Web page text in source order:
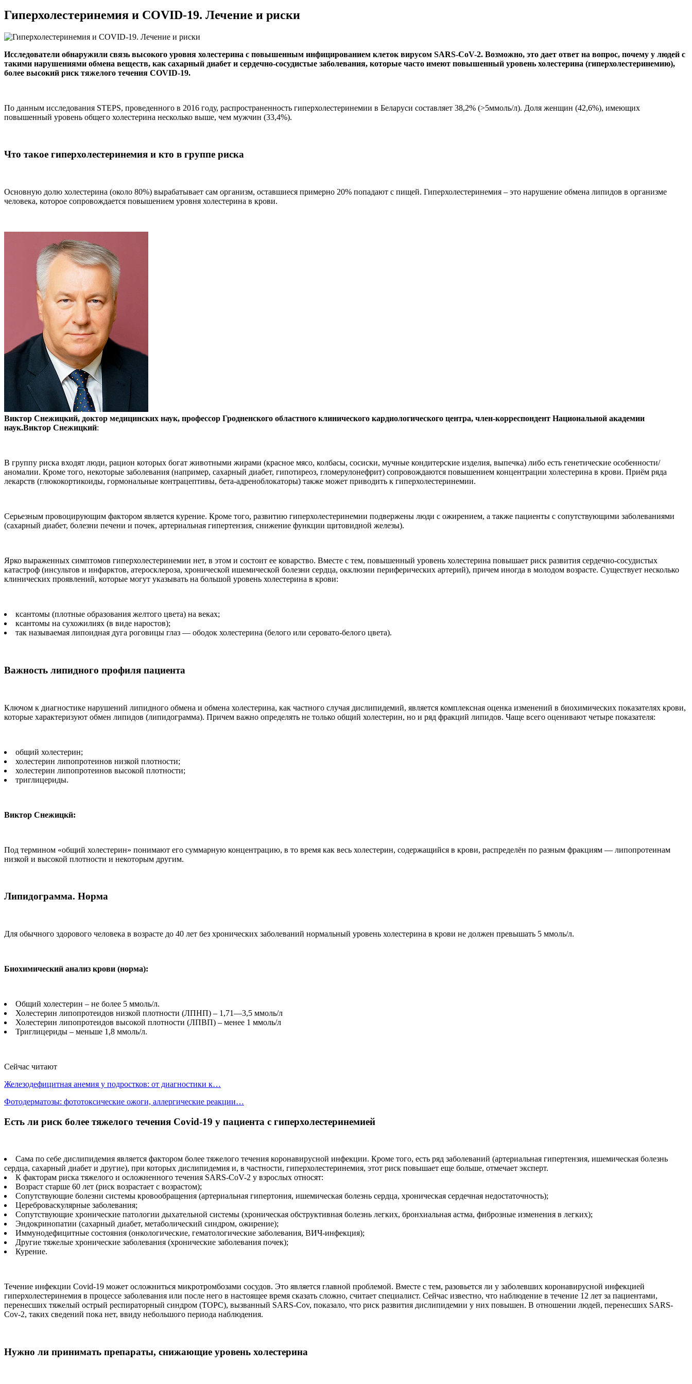
Гиперхолестеринемия и COVID-19. Лечение и риски
Исследователи обнаружили связь высокого уровня холестерина с повышенным инфицированием клеток вирусом SARS-CoV-2. Возможно, это дает ответ на вопрос, почему у людей с
такими нарушениями обмена веществ, как сахарный диабет и сердечно-сосудистые заболевания, которые часто имеют повышенный уровень холестерина (гиперхолестеринемию),
более высокий риск тяжелого течения COVID-19.
По данным исследования STEPS, проведенного в 2016 году, распространенность гиперхолестеринемии в Беларуси составляет 38,2% (>5ммоль/л). Доля женщин (42,6%), имеющих
повышенный уровень общего холестерина несколько выше, чем мужчин (33,4%).
Что такое гиперхолестеринемия и кто в группе риска
Основную долю холестерина (около 80%) вырабатывает сам организм, оставшиеся примерно 20% попадают с пищей. Гиперхолестеринемия – это нарушение обмена липидов в организме
человека, которое сопровождается повышением уровня холестерина в крови.
Виктор Снежицкий, доктор медицинских наук, профессор Гродненского областного клинического кардиологического центра, член-корреспондент Национальной академии
наук.Виктор Снежицкий:
В группу риска входят люди, рацион которых богат животными жирами (красное мясо, колбасы, сосиски, мучные кондитерские изделия, выпечка) либо есть генетические особенности/
аномалии. Кроме того, некоторые заболевания (например, сахарный диабет, гипотиреоз, гломерулонефрит) сопровождаются повышением концентрации холестерина в крови. Приём ряда
лекарств (глюкокортикоиды, гормональные контрацептивы, бета-адреноблокаторы) также может приводить к гиперхолестеринемии.
Серьезным провоцирующим фактором является курение. Кроме того, развитию гиперхолестеринемии подвержены люди с ожирением, а также пациенты с сопутствующими заболеваниями
(сахарный диабет, болезни печени и почек, артериальная гипертензия, снижение функции щитовидной железы).
Ярко выраженных симптомов гиперхолестеринемии нет, в этом и состоит ее коварство. Вместе с тем, повышенный уровень холестерина повышает риск развития сердечно-сосудистых
катастроф (инсультов и инфарктов, атеросклероза, хронической ишемической болезни сердца, окклюзии периферических артерий), причем иногда в молодом возрасте. Существует несколько
клинических проявлений, которые могут указывать на большой уровень холестерина в крови:
ксантомы (плотные образования желтого цвета) на веках;
ксантомы на сухожилиях (в виде наростов);
так называемая липоидная дуга роговицы глаз — ободок холестерина (белого или серовато-белого цвета).
Важность липидного профиля пациента
Ключом к диагностике нарушений липидного обмена и обмена холестерина, как частного случая дислипидемий, является комплексная оценка изменений в биохимических показателях крови,
которые характеризуют обмен липидов (липидограмма). Причем важно определять не только общий холестерин, но и ряд фракций липидов. Чаще всего оценивают четыре показателя:
общий холестерин;
холестерин липопротеинов низкой плотности;
холестерин липопротеинов высокой плотности;
триглицериды.
Виктор Снежицкй:
Под термином «общий холестерин» понимают его суммарную концентрацию, в то время как весь холестерин, содержащийся в крови, распределён по разным фракциям — липопротеинам
низкой и высокой плотности и некоторым другим.
Липидограмма. Норма
Для обычного здорового человека в возрасте до 40 лет без хронических заболеваний нормальный уровень холестерина в крови не должен превышать 5 ммоль/л.
Биохимический анализ крови (норма):
Общий холестерин – не более 5 ммоль/л.
Холестерин липопротеидов низкой плотности (ЛПНП) – 1,71—3,5 ммоль/л
Холестерин липопротеидов высокой плотности (ЛПВП) – менее 1 ммоль/л
Триглицериды – меньше 1,8 ммоль/л.
Сейчас читают
Железодефицитная анемия у подростков: от диагностики к…
Фотодерматозы: фототоксические ожоги, аллергические реакции…
Есть ли риск более тяжелого течения Covid-19 у пациента с гиперхолестеринемией
Сама по себе дислипидемия является фактором более тяжелого течения коронавирусной инфекции. Кроме того, есть ряд заболеваний (артериальная гипертензия, ишемическая болезнь
сердца, сахарный диабет и другие), при которых дислипидемия и, в частности, гиперхолестеринемия, этот риск повышает еще больше, отмечает эксперт.
К факторам риска тяжелого и осложненного течения SARS-CoV-2 у взрослых относят:
Возраст старше 60 лет (риск возрастает с возрастом);
Сопутствующие болезни системы кровообращения (артериальная гипертония, ишемическая болезнь сердца, хроническая сердечная недостаточность);
Цереброваскулярные заболевания;
Сопутствующие хронические патологии дыхательной системы (хроническая обструктивная болезнь легких, бронхиальная астма, фиброзные изменения в легких);
Эндокринопатии (сахарный диабет, метаболический синдром, ожирение);
Иммунодефицитные состояния (онкологические, гематологические заболевания, ВИЧ-инфекция);
Другие тяжелые хронические заболевания (хронические заболевания почек);
Курение.
Течение инфекции Covid-19 может осложниться микротромбозами сосудов. Это является главной проблемой. Вместе с тем, разовьется ли у заболевших коронавирусной инфекцией
гиперхолестеринемия в процессе заболевания или после него в настоящее время сказать сложно, считает специалист. Сейчас известно, что наблюдение в течение 12 лет за пациентами,
перенесших тяжелый острый респираторный синдром (ТОРС), вызванный SARS-Cov, показало, что риск развития дислипидемии у них повышен. В отношении людей, перенесших SARS-
Cov-2, таких сведений пока нет, ввиду небольшого периода наблюдения.
Нужно ли принимать препараты, снижающие уровень холестерина